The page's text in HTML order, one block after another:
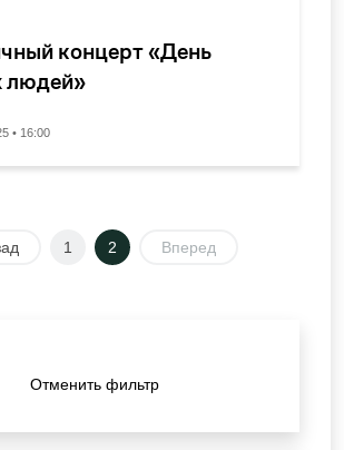
концерт «День
людей»
• 16:00
1 2 Вперед
Отменить фильтр